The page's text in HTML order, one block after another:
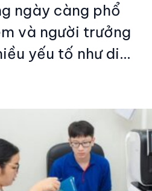
ngày càng phổ
và người trưởng
yếu tố như di…